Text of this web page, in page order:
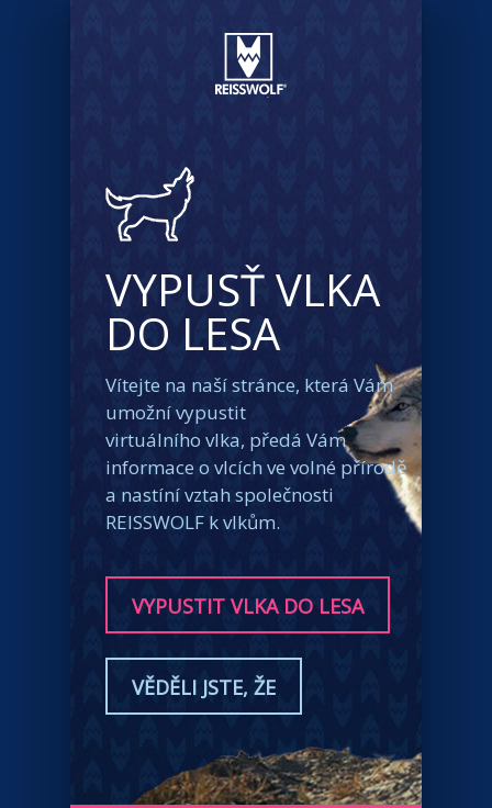
VYPUSŤ VLKA
DO LESA
Vítejte na naší stránce, která Vám
umožní vypustit
virtuálního vlka, předá Vám
informace o vlcích ve volné přírodě
a nastíní vztah společnosti
REISSWOLF k vlkům.
VYPUSTIT VLKA DO LESA
VĚDĚLI JSTE, ŽE